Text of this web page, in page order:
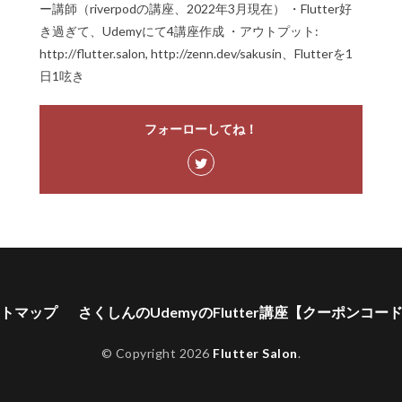
ー講師（riverpodの講座、2022年3月現在） ・Flutter好
き過ぎて、Udemyにて4講座作成 ・アウトプット:
http://flutter.salon, http://zenn.dev/sakusin、Flutterを1
日1呟き
フォーローしてね！
マップ さくしんのUdemyのFlutter講座【クーポンコー
© Copyright 2026 Flutter Salon.